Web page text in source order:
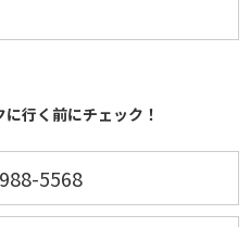
行く前にチェック！
5568